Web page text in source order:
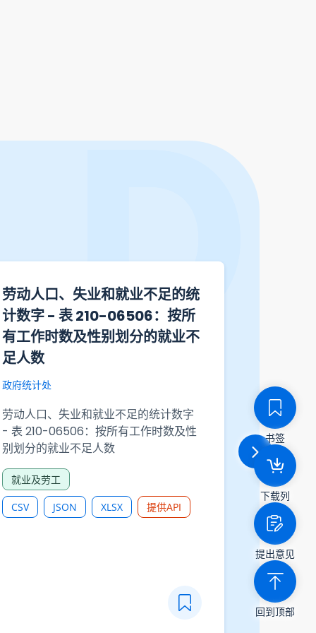
劳动人口、失业和就业不足的统
计数字 - 表 210-06506：按所
有工作时数及性别划分的就业不
足人数
政府统计处
劳动人口、失业和就业不足的统计数字
- 表 210-06506：按所有工作时数及性
别划分的就业不足人数
就业及劳工
CSV JSON XLSX 提供API
政府统计处
从业人士
16005：
行业小分
人数及职
就业及劳
CSV
书签
下载列
提出意见
回到顶部